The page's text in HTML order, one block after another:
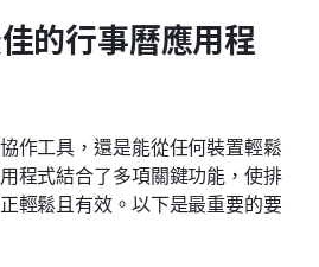
的行事曆應用程
作工具，還是能從任何裝置輕鬆
程式結合了多項關鍵功能，使排
輕鬆且有效。以下是最重要的要